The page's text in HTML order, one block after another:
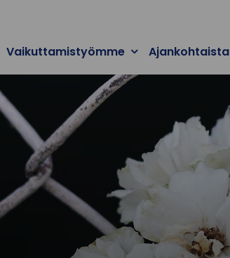
Vaikuttamistyömme Ajankohtaista